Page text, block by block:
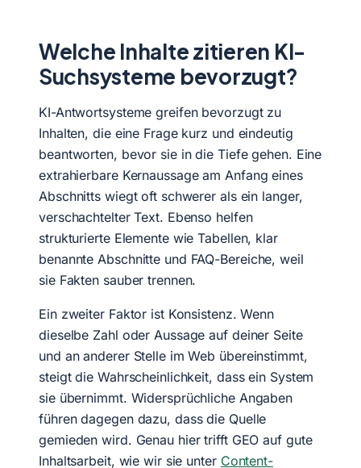
Welche Inhalte zitieren KI-
Suchsysteme bevorzugt?
KI-Antwortsysteme greifen bevorzugt zu
Inhalten, die eine Frage kurz und eindeutig
beantworten, bevor sie in die Tiefe gehen. Eine
extrahierbare Kernaussage am Anfang eines
Abschnitts wiegt oft schwerer als ein langer,
verschachtelter Text. Ebenso helfen
strukturierte Elemente wie Tabellen, klar
benannte Abschnitte und FAQ-Bereiche, weil
sie Fakten sauber trennen.
Ein zweiter Faktor ist Konsistenz. Wenn
dieselbe Zahl oder Aussage auf deiner Seite
und an anderer Stelle im Web übereinstimmt,
steigt die Wahrscheinlichkeit, dass ein System
sie übernimmt. Widersprüchliche Angaben
führen dagegen dazu, dass die Quelle
gemieden wird. Genau hier trifft GEO auf gute
Inhaltsarbeit, wie wir sie unter Content-